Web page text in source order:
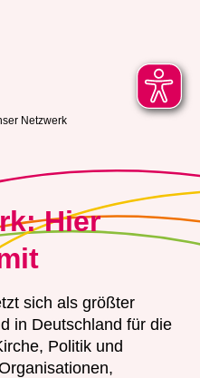
Netzwerk
Hier
sich als größter
in Deutschland für die
Politik und